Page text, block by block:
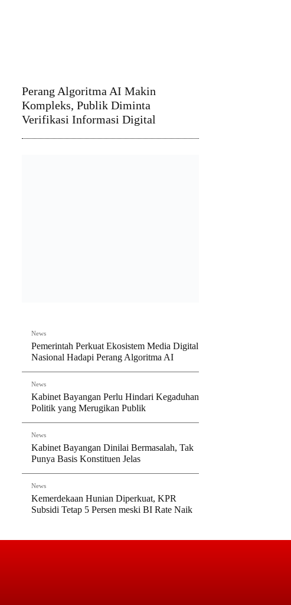
Perang Algoritma AI Makin
Kompleks, Publik Diminta
Verifikasi Informasi Digital
News
Pemerintah Perkuat Ekosistem Media Digital
Nasional Hadapi Perang Algoritma AI
News
Kabinet Bayangan Perlu Hindari Kegaduhan
Politik yang Merugikan Publik
News
Kabinet Bayangan Dinilai Bermasalah, Tak
Punya Basis Konstituen Jelas
News
Kemerdekaan Hunian Diperkuat, KPR
Subsidi Tetap 5 Persen meski BI Rate Naik